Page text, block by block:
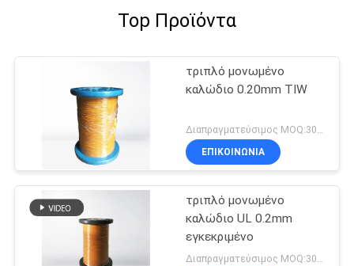
Top Προϊόντα
τριπλό μονωμένο
καλώδιο 0.20mm TIW
Διαπραγματεύσιμος MOQ:3000 μέτρα
ΕΠΙΚΟΙΝΩΝΙΑ
τριπλό μονωμένο
καλώδιο UL 0.2mm
εγκεκριμένο